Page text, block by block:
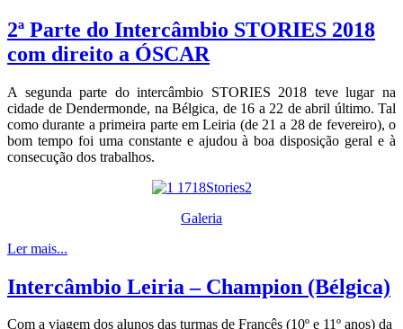
2ª Parte do Intercâmbio STORIES 2018
com direito a ÓSCAR
A segunda parte do intercâmbio STORIES 2018 teve lugar na
cidade de Dendermonde, na Bélgica, de 16 a 22 de abril último. Tal
como durante a primeira parte em Leiria (de 21 a 28 de fevereiro), o
bom tempo foi uma constante e ajudou à boa disposição geral e à
consecução dos trabalhos.
Galeria
Ler mais...
Intercâmbio Leiria – Champion (Bélgica)
Com a viagem dos alunos das turmas de Francês (10º e 11º anos) da